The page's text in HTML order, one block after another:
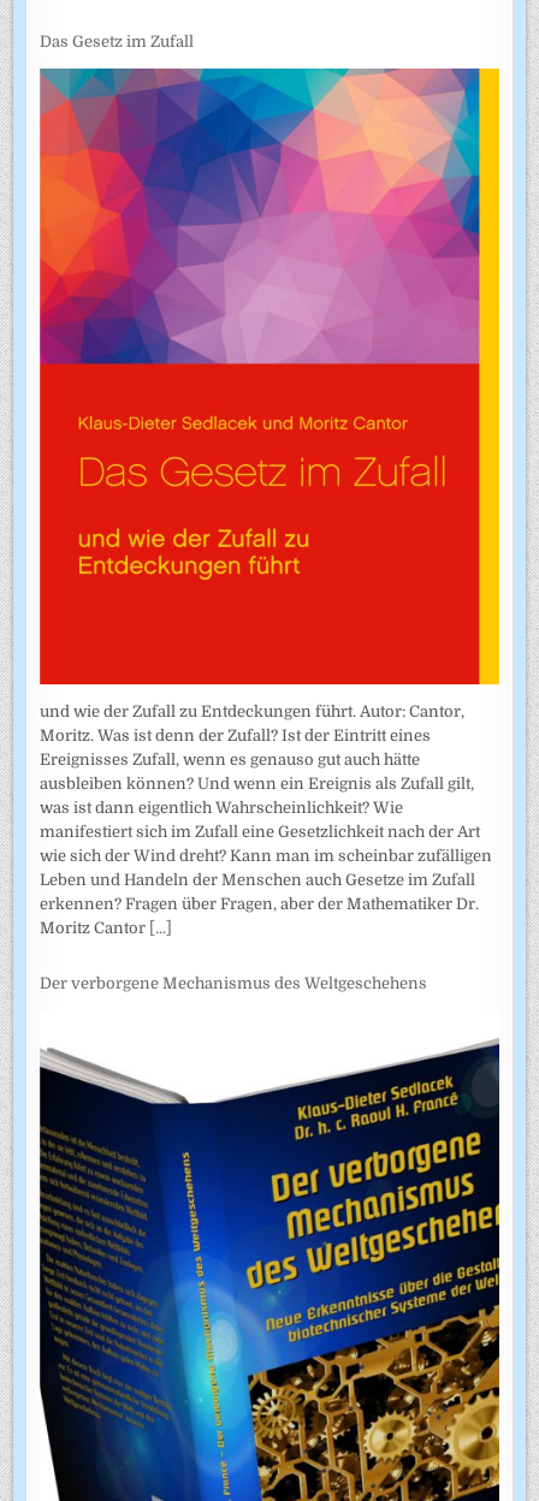
Das Gesetz im Zufall
und wie der Zufall zu Entdeckungen führt. Autor: Cantor,
Moritz. Was ist denn der Zufall? Ist der Eintritt eines
Ereignisses Zufall, wenn es genauso gut auch hätte
ausbleiben können? Und wenn ein Ereignis als Zufall gilt,
was ist dann eigentlich Wahrscheinlichkeit? Wie
manifestiert sich im Zufall eine Gesetzlichkeit nach der Art
wie sich der Wind dreht? Kann man im scheinbar zufälligen
Leben und Handeln der Menschen auch Gesetze im Zufall
erkennen? Fragen über Fragen, aber der Mathematiker Dr.
Moritz Cantor [...]
Der verborgene Mechanismus des Weltgeschehens